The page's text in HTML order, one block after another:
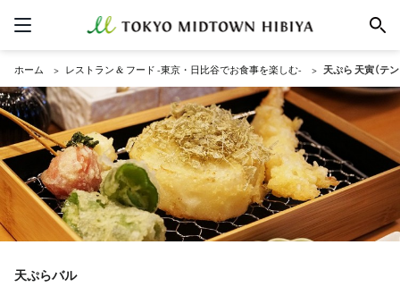
ホーム レストラン & フード -東京・日比谷でお食事を楽しむ- 天ぷら 天寅（テ
天ぷらバル